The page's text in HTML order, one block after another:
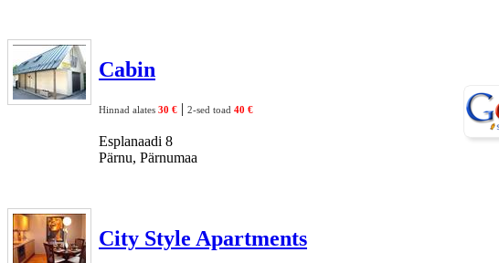
Cabin
Hinnad alates 30 € | 2-sed toad 40 €
Esplanaadi 8
Pärnu, Pärnumaa
City Style Apartments